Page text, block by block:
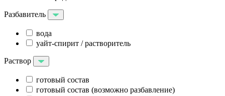
Разбавитель
вода
уайт-спирит / растворитель
Раствор
готовый состав
готовый состав (возможно разбавление)